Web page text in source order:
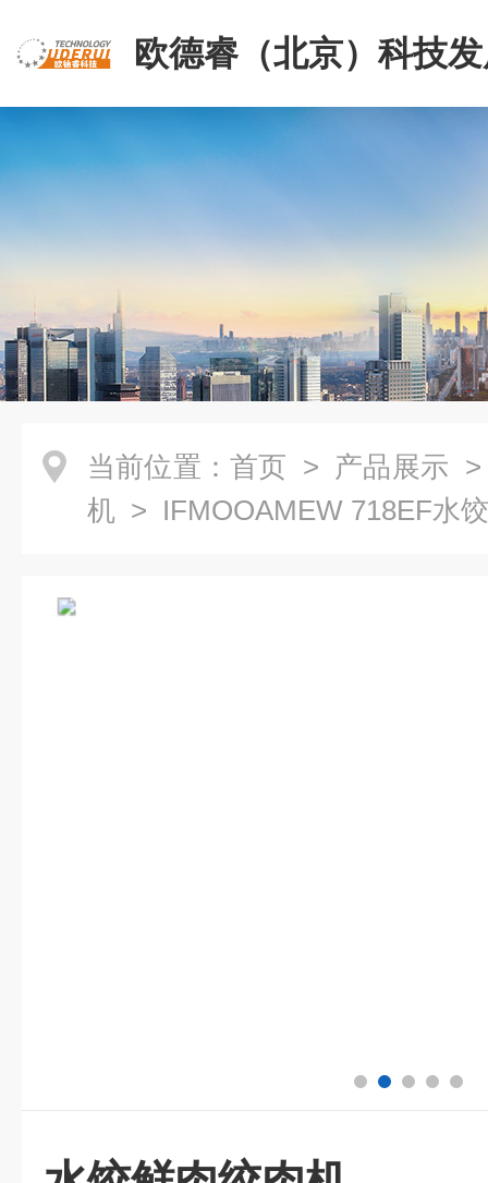
欧德睿（北京）科技
公司
当前位置： 首页 > 产品展示
机 > IFMOOAMEW 718EF水